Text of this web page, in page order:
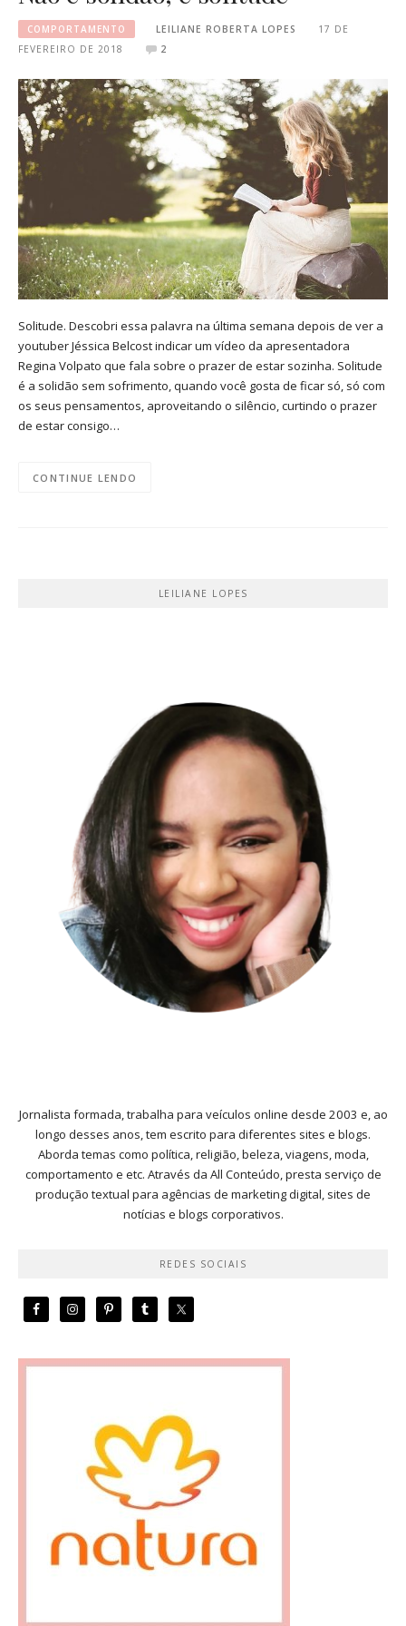
COMPORTAMENTO LEILIANE ROBERTA LOPES
17 DE
FEVEREIRO DE 2018
2
Solitude. Descobri essa palavra na última semana depois de ver a
youtuber Jéssica Belcost indicar um vídeo da apresentadora
Regina Volpato que fala sobre o prazer de estar sozinha. Solitude
é a solidão sem sofrimento, quando você gosta de ficar só, só com
os seus pensamentos, aproveitando o silêncio, curtindo o prazer
de estar consigo…
CONTINUE LENDO
LEILIANE LOPES
Jornalista formada, trabalha para veículos online desde 2003 e, ao
longo desses anos, tem escrito para diferentes sites e blogs.
Aborda temas como política, religião, beleza, viagens, moda,
comportamento e etc. Através da All Conteúdo, presta serviço de
produção textual para agências de marketing digital, sites de
notícias e blogs corporativos.
REDES SOCIAIS